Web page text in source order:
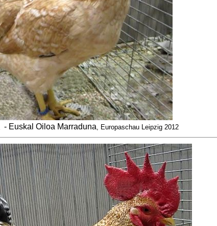
- Euskal Oiloa Marraduna, Europaschau Leipzig 2012